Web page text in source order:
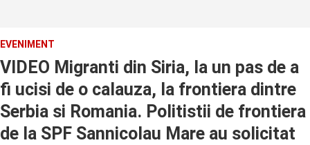
EVENIMENT
VIDEO Migranti din Siria, la un pas de a
fi ucisi de o calauza, la frontiera dintre
Serbia si Romania. Politistii de frontiera
de la SPF Sannicolau Mare au solicitat